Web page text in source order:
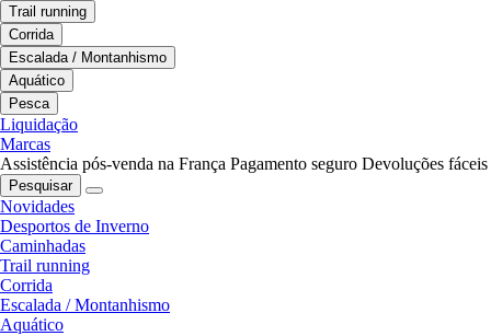
Trail running
Corrida
Escalada / Montanhismo
Aquático
Pesca
Liquidação
Marcas
Assistência pós-venda na França Pagamento seguro Devoluções fáceis
Pesquisar
Novidades
Desportos de Inverno
Caminhadas
Trail running
Corrida
Escalada / Montanhismo
Aquático